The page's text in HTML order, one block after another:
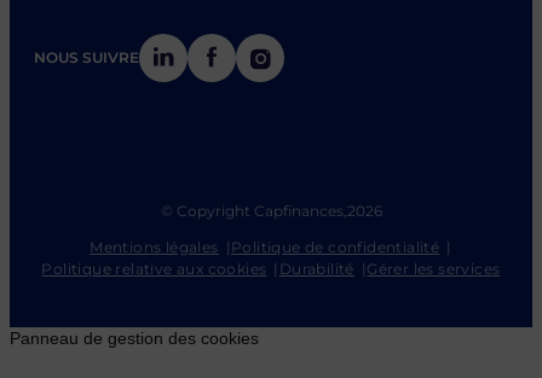
NOUS SUIVRELinkedIn
Facebook
Instagram
© Copyright Capfinances, 2026
Mentions légales
Politique de confidentialité
Politique relative aux cookies
Durabilité Gérer les services
Panneau de gestion des cookies